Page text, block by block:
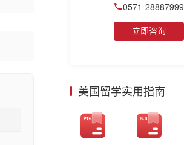
0571-28887999
立即咨询
美国留学实用指南